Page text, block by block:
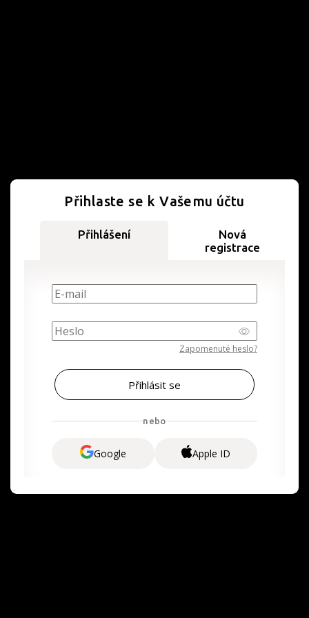
Přihlaste se k Vašemu účtu
Přihlášení
Nová
registrace
Zapomenuté heslo?
nebo
Google Apple ID